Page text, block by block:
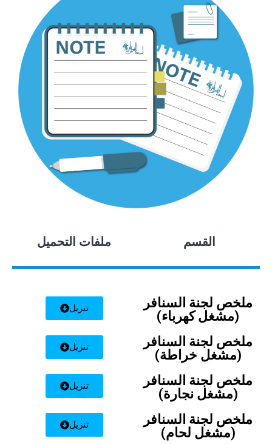
القسم ملفات التحميل
ملخص لجنة السنافر
(مشغل كهرباء)
تنزيل
ملخص لجنة السنافر
(مشغل خراطة)
تنزيل
ملخص لجنة السنافر
(مشغل نجارة)
تنزيل
ملخص لجنة السنافر
(مشغل لحام)
تنزيل